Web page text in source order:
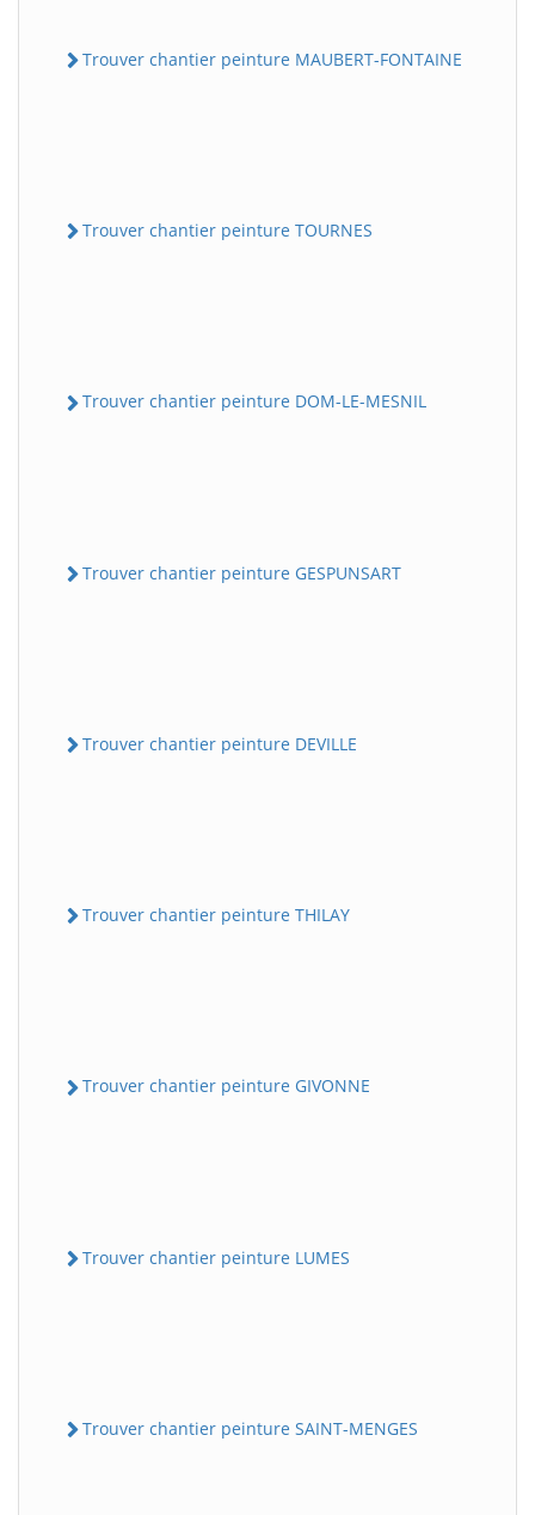
Trouver chantier peinture MAUBERT-FONTAINE
Trouver chantier peinture TOURNES
Trouver chantier peinture DOM-LE-MESNIL
Trouver chantier peinture GESPUNSART
Trouver chantier peinture DEVILLE
Trouver chantier peinture THILAY
Trouver chantier peinture GIVONNE
Trouver chantier peinture LUMES
Trouver chantier peinture SAINT-MENGES